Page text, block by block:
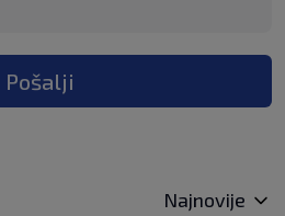
Pošalji
Najnovije